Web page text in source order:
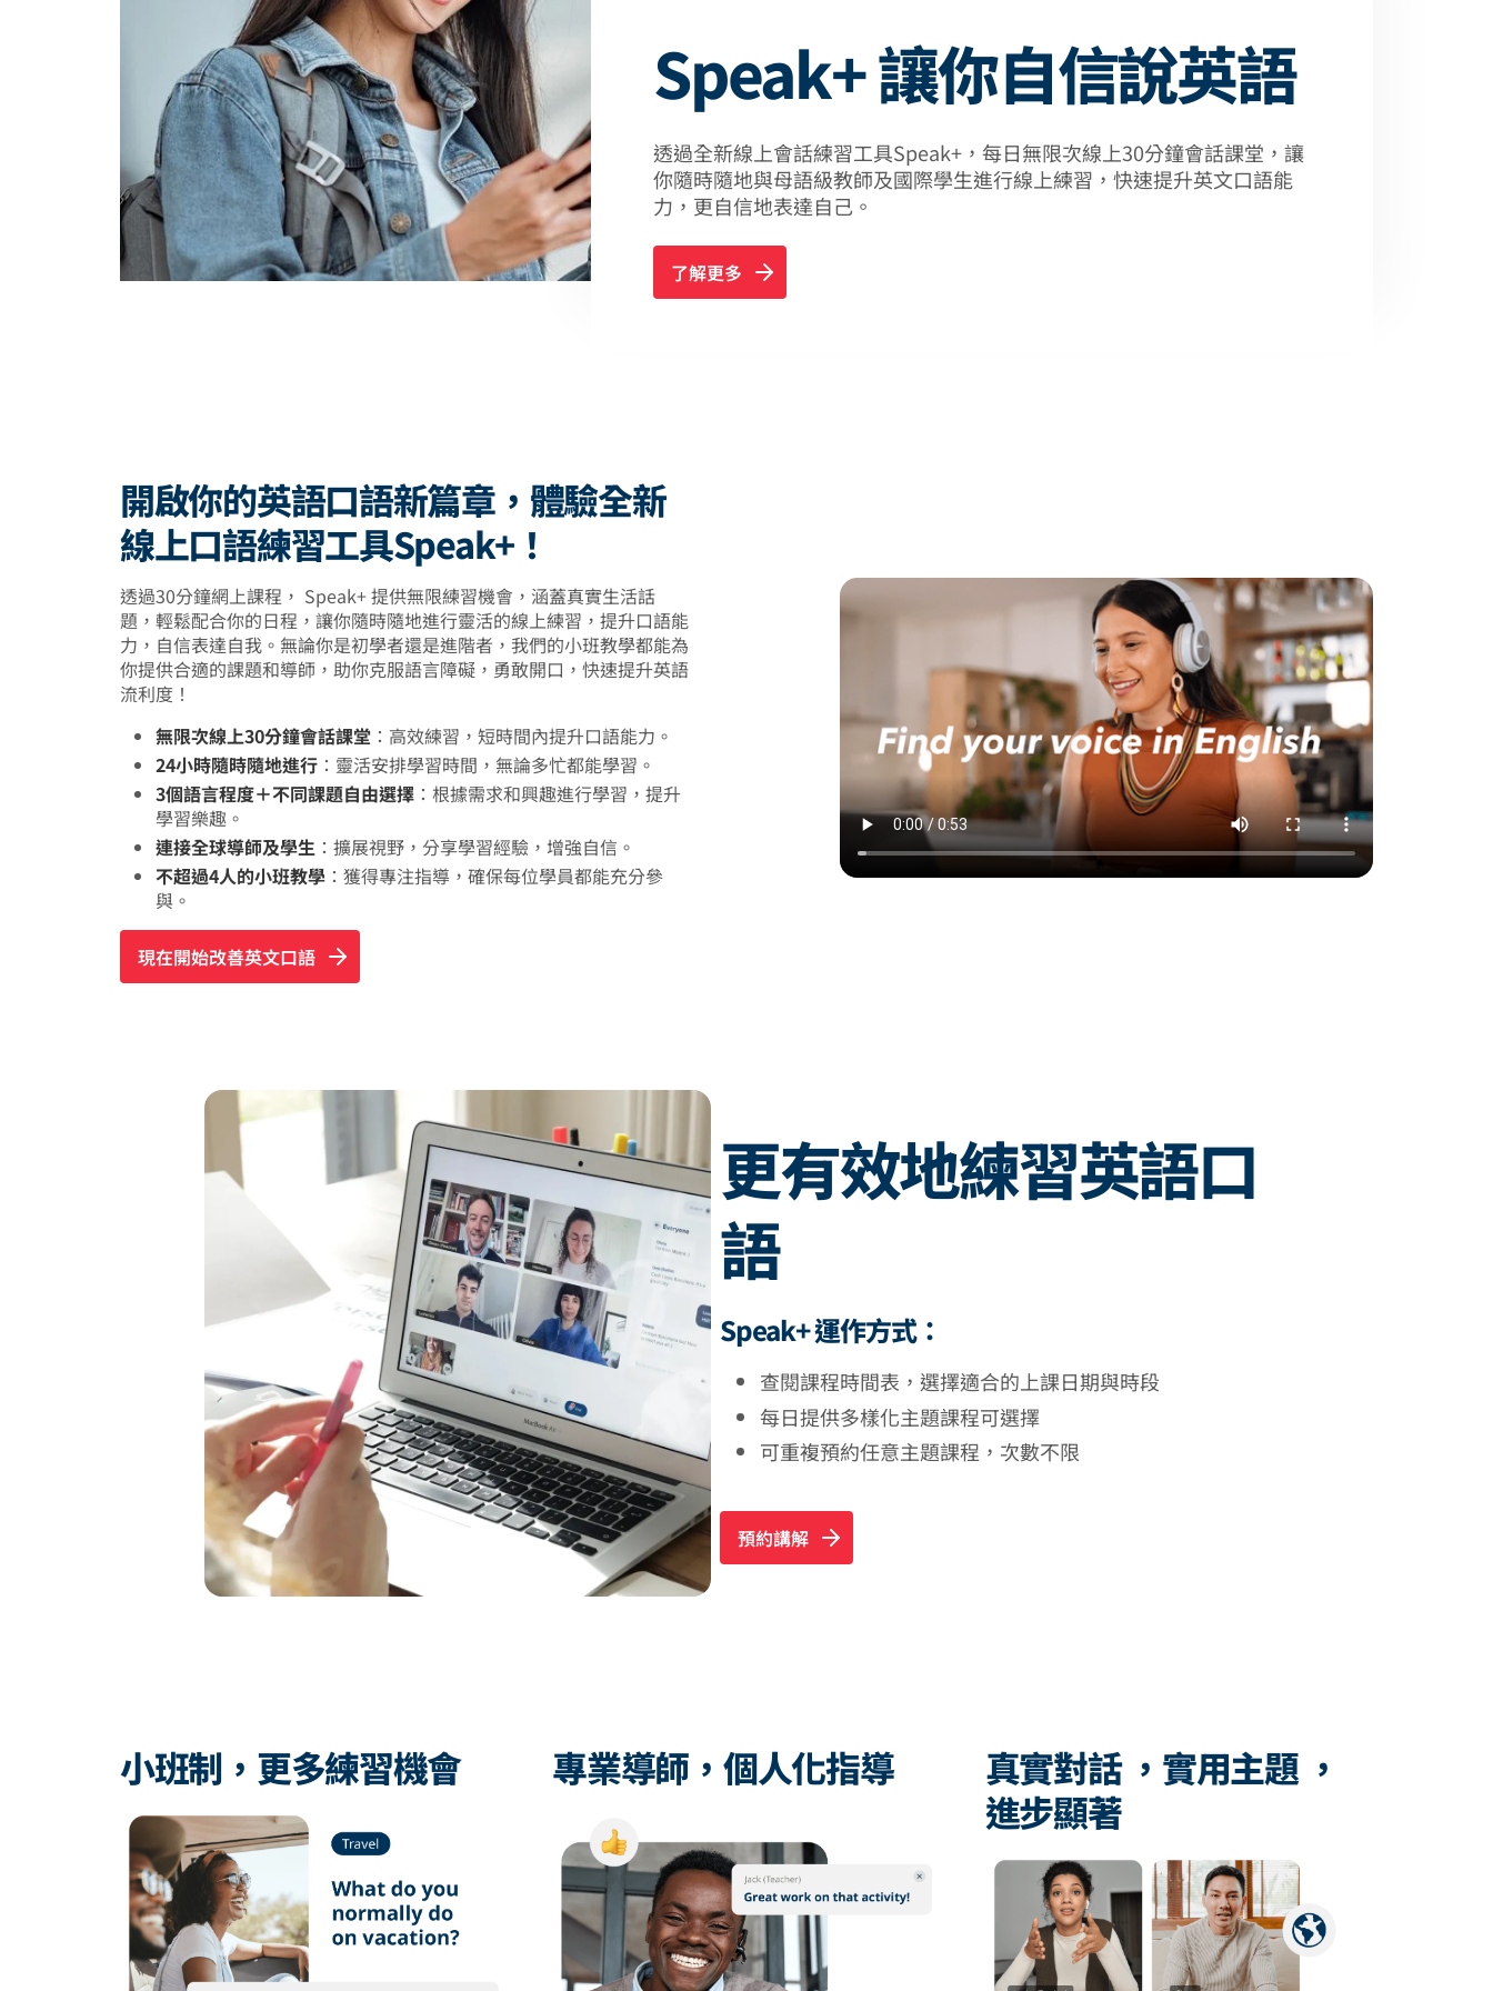
Speak+ 讓你自信說英語
透過全新線上會話練習工具Speak+，每日無限次線上30分鐘會話課堂，讓
你隨時隨地與母語級教師及國際學生進行線上練習，快速提升英文口語能
力，更自信地表達自己。
了解更多
開啟你的英語口語新篇章，體驗全新
線上口語練習工具Speak+！
透過30分鐘網上課程， Speak+ 提供無限練習機會，涵蓋真實生活話
題，輕鬆配合你的日程，讓你隨時隨地進行靈活的線上練習，提升口語能
力，自信表達自我。無論你是初學者還是進階者，我們的小班教學都能為
你提供合適的課題和導師，助你克服語言障礙，勇敢開口，快速提升英語
流利度！
無限次線上30分鐘會話課堂 ：高效練習，短時間內提升口語能力。
24小時隨時隨地進行 ：靈活安排學習時間，無論多忙都能學習。
3個語言程度＋不同課題自由選擇 ：根據需求和興趣進行學習，提升
學習樂趣。
連接全球導師及學生 ：擴展視野，分享學習經驗，增強自信。
不超過4人的小班教學 ：獲得專注指導，確保每位學員都能充分參
與。
現在開始改善英文口語
更有效地練習英語口
語
Speak+ 運作方式：
查閱課程時間表，選擇適合的上課日期與時段
每日提供多樣化主題課程可選擇
可重複預約任意主題課程，次數不限
預約講解
小班制，更多練習機會 專業導師，個人化指導
真實對話 ，實用主題 ，
進步顯著